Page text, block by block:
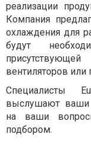
реализации
Компания
охлаждения для
будут
вентиляторов или
Специалисты
выслушают ваши
на ваши
подбором.